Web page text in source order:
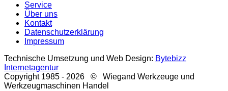
Service
Über uns
Kontakt
Datenschutzerklärung
Impressum
Technische Umsetzung und Web Design: Bytebizz
Internetagentur
Copyright 1985 - 2026 © Wiegand Werkzeuge und
Werkzeugmaschinen Handel